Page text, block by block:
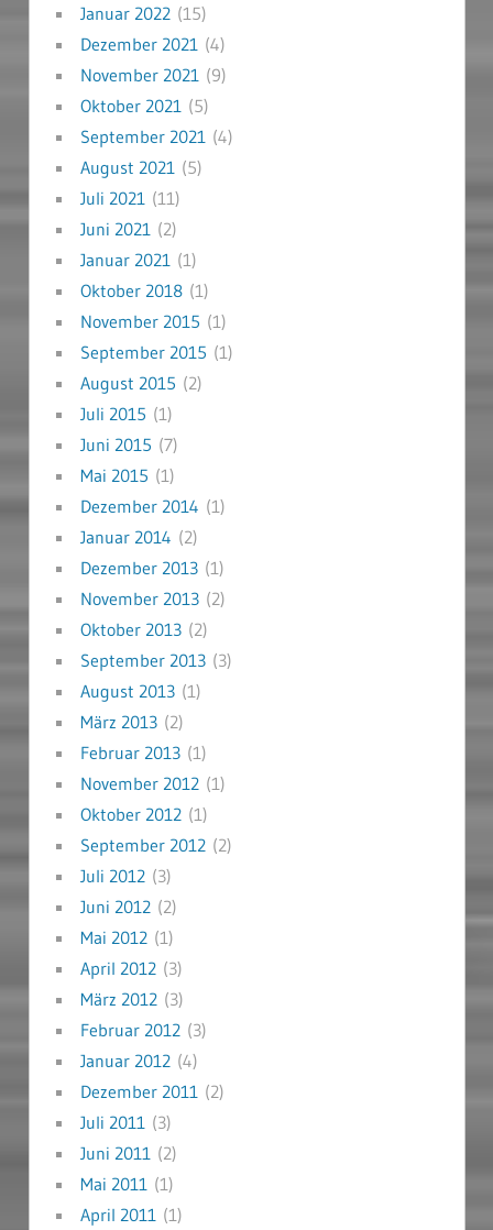
Januar 2022(15)
Dezember 2021 (4)
November 2021 (9)
Oktober 2021 (5)
September 2021 (4)
August 2021 (5)
Juli 2021 (11)
Juni 2021 (2)
Januar 2021 (1)
Oktober 2018(1)
November 2015 (1)
September 2015 (1)
August 2015 (2)
Juli 2015 (1)
Juni 2015 (7)
Mai 2015 (1)
Dezember 2014 (1)
Januar 2014 (2)
Dezember 2013(1)
November 2013(2)
Oktober 2013(2)
September 2013(3)
August 2013(1)
März 2013(2)
Februar 2013(1)
November 2012(1)
Oktober 2012(1)
September 2012(2)
Juli 2012(3)
Juni 2012(2)
Mai 2012(1)
April 2012(3)
März 2012(3)
Februar 2012(3)
Januar 2012(4)
Dezember 2011 (2)
Juli 2011 (3)
Juni 2011 (2)
Mai 2011 (1)
April 2011 (1)